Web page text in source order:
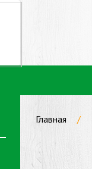
Главная